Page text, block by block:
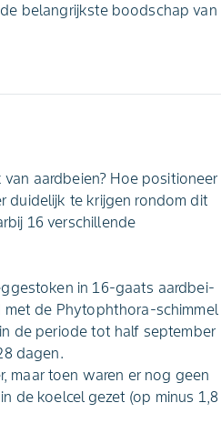
belangrijkste boodschap van
aardbeien? Hoe positioneer
duidelijk te krijgen rondom dit
16 verschillende
in 16-gaats aardbei-
de Phytophthora-schimmel
de periode tot half september
dagen.
toen waren er nog geen
de koelcel gezet (op minus 1,8